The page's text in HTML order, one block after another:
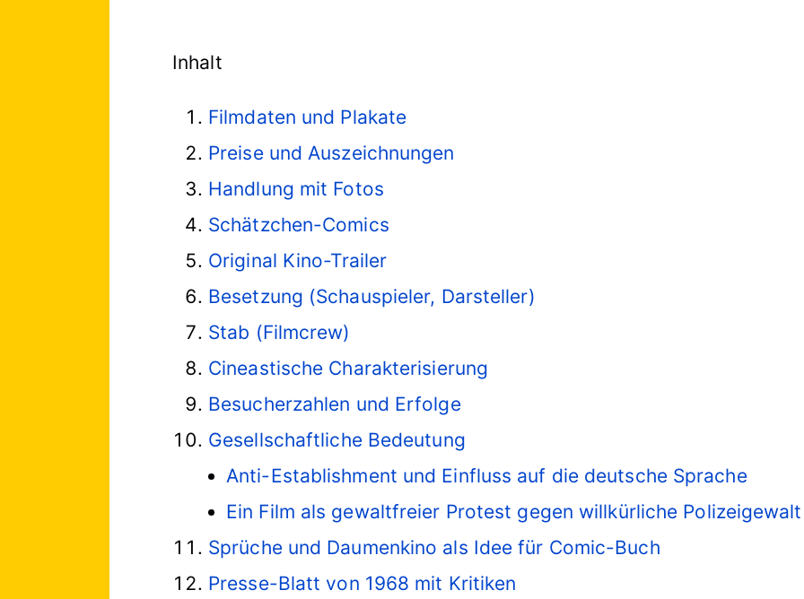
Inhalt
Filmdaten und Plakate
Preise und Auszeichnungen
Handlung mit Fotos
Schätzchen-Comics
Original Kino-Trailer
Besetzung (Schauspieler, Darsteller)
Stab (Filmcrew)
Cineastische Charakterisierung
Besucherzahlen und Erfolge
Gesellschaftliche Bedeutung
Anti-Establishment und Einfluss auf die deutsche Sprache
Ein Film als gewaltfreier Protest gegen willkürliche Polizeigewalt
Sprüche und Daumenkino als Idee für Comic-Buch
Presse-Blatt von 1968 mit Kritiken